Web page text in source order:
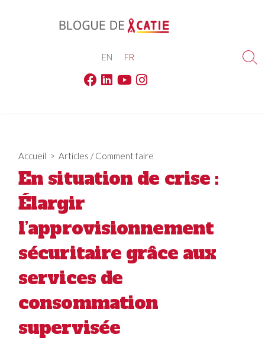
EN FR
Facebook
LinkedinYoutubeInstagram
Accueil > Articles /Comment faire
En situation de crise :
Élargir
l’approvisionnement
sécuritaire grâce aux
services de
consommation
supervisée